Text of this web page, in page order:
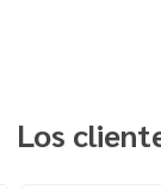
Los